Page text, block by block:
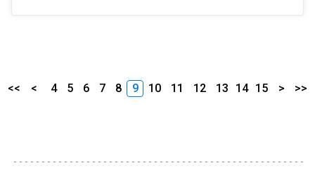
<< < 4 5 6 7 8 9 10 11 12 13 14 15 > >>